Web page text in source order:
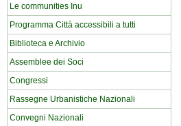
Le communities Inu
Programma Città accessibili a tutti
Biblioteca e Archivio
Assemblee dei Soci
Congressi
Rassegne Urbanistiche Nazionali
Convegni Nazionali